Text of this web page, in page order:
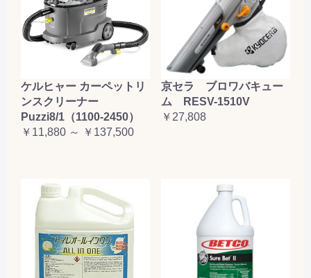
ケルヒャー カーペットリ
ンスクリーナー
Puzzi8/1（1100-2450）
￥11,880 ～ ￥137,500
京セラ ブロワバキュー
ム RESV-1510V
￥27,808